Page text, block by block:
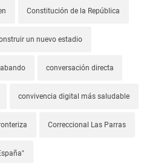
Constitución de la República
un nuevo estadio
conversación directa
convivencia digital más saludable
Correccional Las Parras